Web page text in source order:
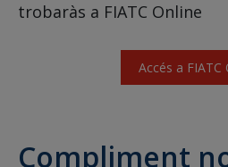
trobaràs a FIATC Online
Accés a FIATC
Compliment